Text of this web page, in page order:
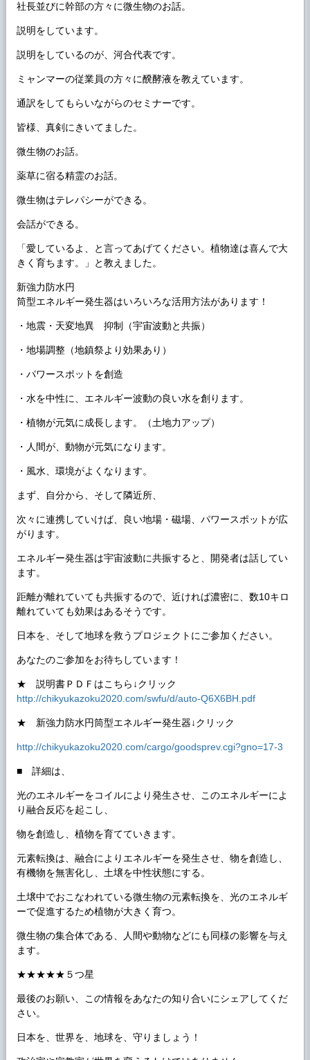
社長並びに幹部の方々に微生物のお話。
説明をしています。
説明をしているのが、河合代表です。
ミャンマーの従業員の方々に醗酵液を教えています。
通訳をしてもらいながらのセミナーです。
皆様、真剣にきいてました。
微生物のお話。
薬草に宿る精霊のお話。
微生物はテレパシーができる。
会話ができる。
「愛しているよ、と言ってあげてください。植物達は喜んで大
きく育ちます。」と教えました。
新強力防水円
筒型エネルギー発生器はいろいろな活用方法があります！
・地震・天変地異 抑制（宇宙波動と共振）
・地場調整（地鎮祭より効果あり）
・パワースポットを創造
・水を中性に、エネルギー波動の良い水を創ります。
・植物が元気に成長します。（土地力アップ）
・人間が、動物が元気になります。
・風水、環境がよくなります。
まず、自分から、そして隣近所、
次々に連携していけば、良い地場・磁場、パワースポットが広
がります。
エネルギー発生器は宇宙波動に共振すると、開発者は話してい
ます。
距離が離れていても共振するので、近ければ濃密に、数10キロ
離れていても効果はあるそうです。
日本を、そして地球を救うプロジェクトにご参加ください。
あなたのご参加をお待ちしています！
★ 説明書ＰＤＦはこちら↓クリック
http://chikyukazoku2020.com/swfu/d/auto-Q6X6BH.pdf
★ 新強力防水円筒型エネルギー発生器↓クリック
http://chikyukazoku2020.com/cargo/goodsprev.cgi?gno=17-3
■ 詳細は、
光のエネルギーをコイルにより発生させ、このエネルギーによ
り融合反応を起こし、
物を創造し、植物を育てていきます。
元素転換は、融合によりエネルギーを発生させ、物を創造し、
有機物を無害化し、土壌を中性状態にする。
土壌中でおこなわれている微生物の元素転換を、光のエネルギ
ーで促進するため植物が大きく育つ。
微生物の集合体である、人間や動物などにも同様の影響を与え
ます。
★★★★★５つ星
最後のお願い、この情報をあなたの知り合いにシェアしてくだ
さい。
日本を、世界を、地球を、守りましょう！